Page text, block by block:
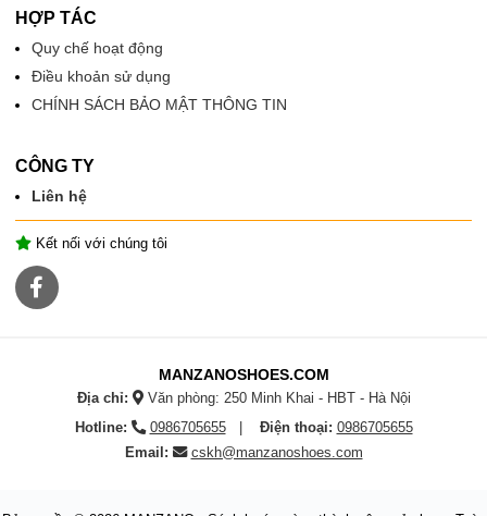
HỢP TÁC
Quy chế hoạt động
Điều khoản sử dụng
CHÍNH SÁCH BẢO MẬT THÔNG TIN
CÔNG TY
Liên hệ
Kết nối với chúng tôi
MANZANOSHOES.COM
Địa chỉ:
Văn phòng: 250 Minh Khai - HBT - Hà Nội
Hotline:
0986705655 Điện thoại: 0986705655
Email:
cskh@manzanoshoes.com